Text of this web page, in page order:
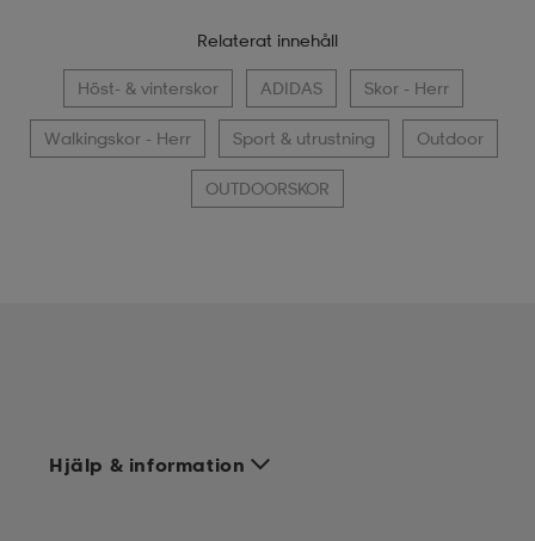
Relaterat innehåll
Höst- & vinterskor ADIDAS Skor - Herr
Walkingskor - Herr Sport & utrustning Outdoor
OUTDOORSKOR
Hjälp & information